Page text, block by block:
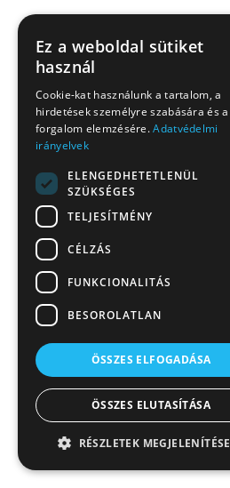
Ez a weboldal sütiket
használ
Cookie-kat használunk a tartalom, a
hirdetések személyre szabására és a
forgalom elemzésére.Adatvédelmi
irányelvek
ELENGEDHETETLENÜL
SZÜKSÉGES
TELJESÍTMÉNY
CÉLZÁS
FUNKCIONALITÁS
BESOROLATLAN
ÖSSZES ELFOGADÁSA
ÖSSZES ELUTASÍTÁSA
RÉSZLETEK MEGJELENÍTÉSE